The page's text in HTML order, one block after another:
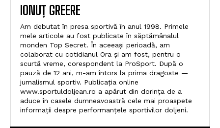
IONUȚ GREERE
Am debutat în presa sportivă în anul 1998. Primele
mele articole au fost publicate în săptămânalul
monden Top Secret. În aceeași perioadă, am
colaborat cu cotidianul Ora și am fost, pentru o
scurtă vreme, corespondent la ProSport. După o
pauză de 12 ani, m-am întors la prima dragoste —
jurnalismul sportiv. Publicația online
www.sportuldoljean.ro a apărut din dorința de a
aduce în casele dumneavoastră cele mai proaspete
informații despre performanțele sportivilor doljeni.